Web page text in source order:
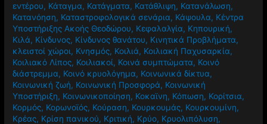
εντέρου, Κάταγμα, Κατάγματα, Κατάθλιψη, Κατανάλωση,
Κατανόηση, Καταστροφολογικά σενάρια, Κάψουλα, Κέντρα
Υποστήριξης Ακοής Θεοδώρου, Κεφαλαλγία, Κηπουρική,
Κιλά, Κίνδυνος, Κίνδυνος θανάτου, Κινητικά Προβλήματα,
κλειστοί χώροι, Κνησμός, Κοιλιά, Κοιλιακή Παχυσαρκία,
Κοιλιακό Λίπος, Κοιλιακοί, Κοινά συμπτώματα, Κοινό
διάστρεμμα, Κοινό κρυολόγημα, Κοινωνικά δίκτυα,
Κοινωνική ζωή, Κοινωνική Προσφορά, Κοινωνική
Υποστήριξη, Κοινωνικοποίηση, Κοκαϊνη, Κόπωση, Κορίτσια,
Κορμός, Κορωνοϊός, Κούραση, Κουρκουμάς, Κουρκουμίνη,
Κρέας, Κρίση πανικού, Κριτική, Κρύο, Κρυολιπόλυση,